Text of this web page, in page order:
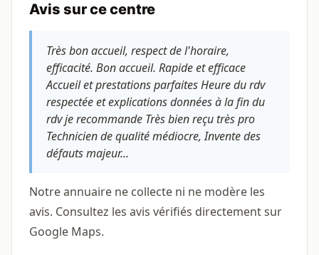
Avis sur ce centre
Très bon accueil, respect de l'horaire,
efficacité. Bon accueil. Rapide et efficace
Accueil et prestations parfaites Heure du rdv
respectée et explications données à la fin du
rdv je recommande Très bien reçu très pro
Technicien de qualité médiocre, Invente des
défauts majeur...
Notre annuaire ne collecte ni ne modère les
avis. Consultez les avis vérifiés directement sur
Google Maps.